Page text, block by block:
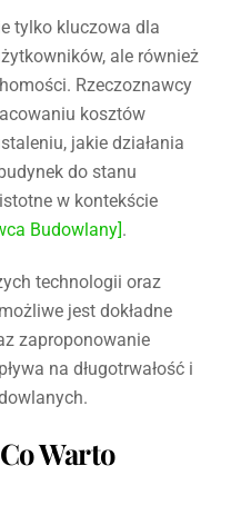
tylko kluczowa dla
ale również
Rzeczoznawcy
kosztów
jakie działania
do stanu
w kontekście
Budowlany].
technologii oraz
jest dokładne
zaproponowanie
na długotrwałość i
Warto